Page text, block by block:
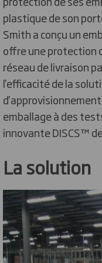
plastique de son
Smith a conçu un
offre une protection
réseau de livraison
l'efficacité de la
emballage à des
innovante DISCS™
La solution